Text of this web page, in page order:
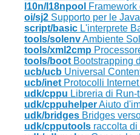
l10n/I18npool
oi/sj2 Supporto per le
script/basic L'interprete
tools/solenvAmbiente
tools/xml2cmp
tools/boot Bootstrapping
ucb/ucb Universal
ucb/inet Protocolli
udk/cppu Libreria di
udk/cppuhelperAiuto
udk/bridges Bridges
udk/cpputools raccolta